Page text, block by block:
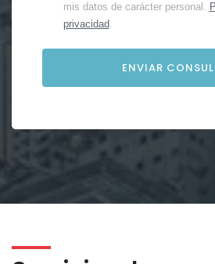
mis datos de carácter personal.
privacidad.